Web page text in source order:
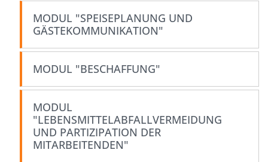
MODUL "SPEISEPLANUNG UND
GÄSTEKOMMUNIKATION"
MODUL "BESCHAFFUNG"
MODUL
"LEBENSMITTELABFALLVERMEIDUNG
UND PARTIZIPATION DER
MITARBEITENDEN"